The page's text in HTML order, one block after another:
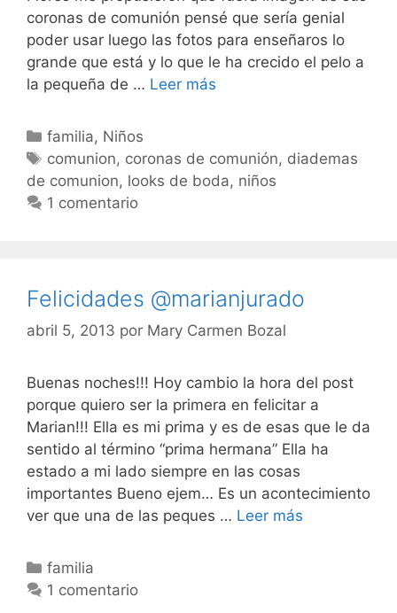
coronas de comunión pensé que sería genial
poder usar luego las fotos para enseñaros lo
grande que está y lo que le ha crecido el pelo a
la pequeña de … Leer más
diferentes
en
Zaragoza
Categorías
familia, Niños
Etiquetas
comunion, coronas de comunión, diademas
de comunion, looks de boda, niños
1 comentario
Felicidades @marianjurado
abril 5, 2013 por Mary Carmen Bozal
Buenas noches!!! Hoy cambio la hora del post
porque quiero ser la primera en felicitar a
Marian!!! Ella es mi prima y es de esas que le da
sentido al término “prima hermana” Ella ha
estado a mi lado siempre en las cosas
importantes Bueno ejem… Es un acontecimiento
ver que una de las peques … Leer más
Categorías
familia
1 comentario